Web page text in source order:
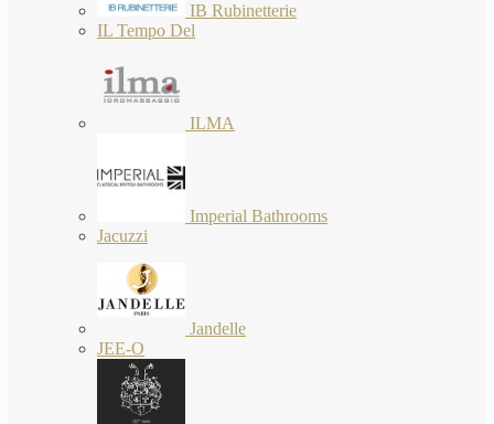
IB Rubinetterie
IL Tempo Del
ILMA
Imperial Bathrooms
Jacuzzi
Jandelle
JEE-O